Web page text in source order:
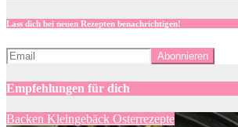
Lass dich bei neuen Rezepten benachrichtigen!
Empfehlungen für dich
Backen Kleingebäck Osterrezepte